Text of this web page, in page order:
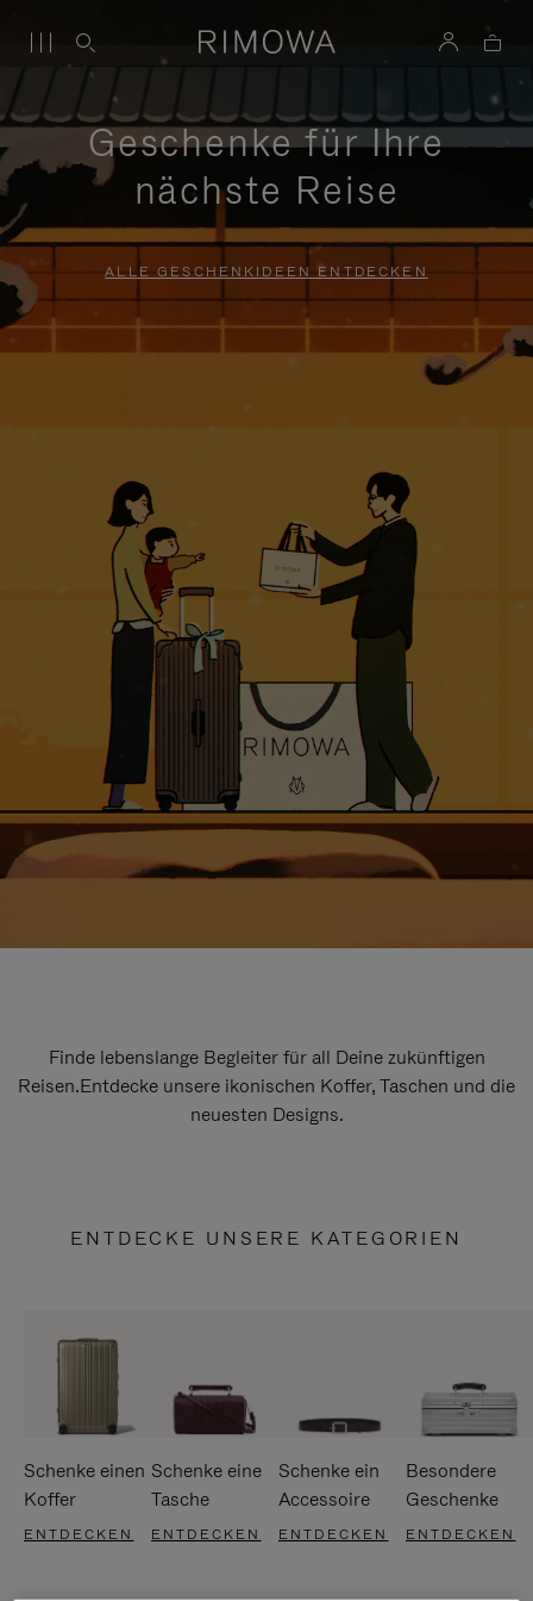
Geschenke für Ihre
nächste Reise
ALLE GESCHENKIDEEN ENTDECKEN
Finde lebenslange Begleiter für all Deine zukünftigen
Reisen.Entdecke unsere ikonischen Koffer, Taschen und die
neuesten Designs.
ENTDECKE UNSERE KATEGORIEN
Schenke einen
Koffer
ENTDECKEN
Schenke eine
Tasche
ENTDECKEN
Schenke ein
Accessoire
ENTDECKEN
Besondere
Geschenke
ENTDECKEN